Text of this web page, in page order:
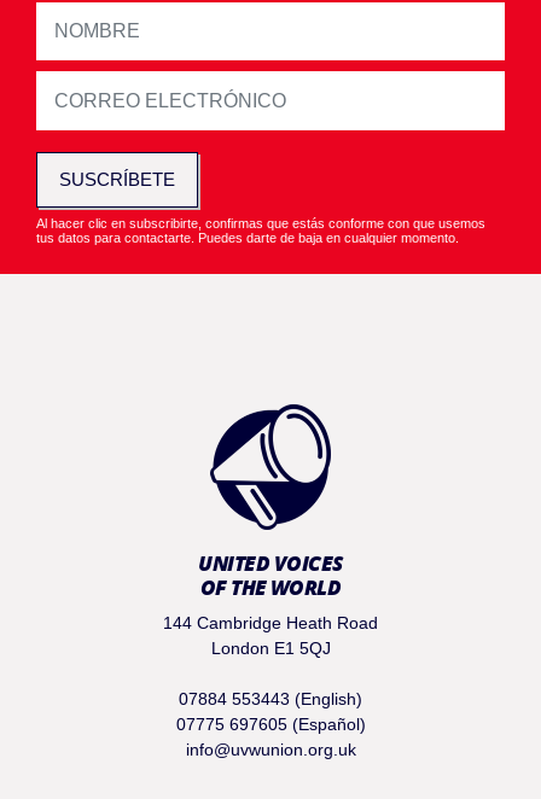
SUSCRÍBETE
Al hacer clic en subscribirte, confirmas que estás conforme con que usemos
tus datos para contactarte. Puedes darte de baja en cualquier momento.
UNITED VOICES
OF THE WORLD
144 Cambridge Heath Road
London E1 5QJ
07884 553443 (English)
07775 697605 (Español)
info@uvwunion.org.uk